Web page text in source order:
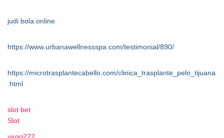
judi bola online
https://www.urbanawellnessspa.com/testimonial/890/
https://microtrasplantecabello.com/clinica_trasplante_pelo_tijuana
.html
slot bet
Slot